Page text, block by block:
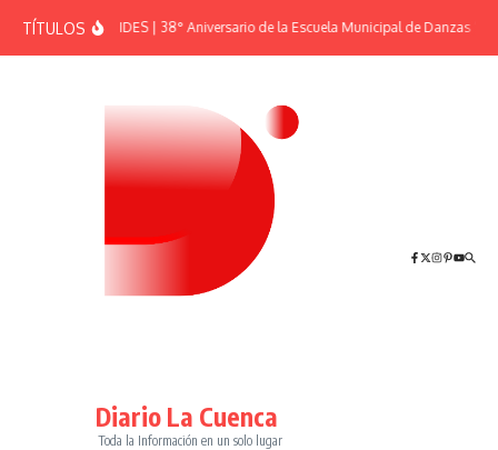
TÍTULOSEFEMÉRIDES | 38° Aniversario de la Escuela Municipal de Danzas “El
Diario La Cuenca
Toda la Información en un solo lugar